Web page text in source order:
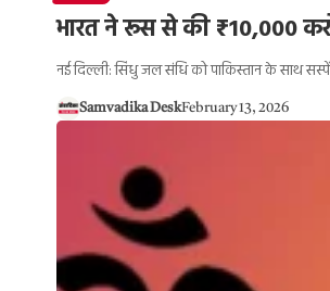
भारत ने रूस से की ₹10,000
नई दिल्ली: सिंधु जल संधि को पाकिस्तान के साथ
Samvadika DeskFebruary 13, 2026